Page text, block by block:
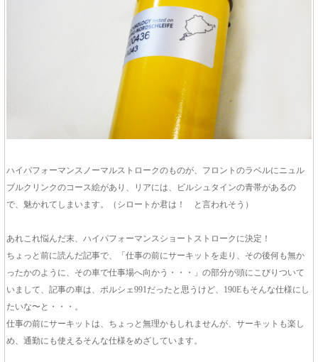
ハイパフォーマンスノーマルストロークのものが、フロントのラベルにニュル
ブルクリンクのコース絵があり、リアには、ビルシュタインの青帯があるの
で、魅かれてしまいます。（シロートか君は！ と言われそう）
あれこれ悩んだ末、ハイパフォーマンスショートストロークに決定！
ちょっと前に読んだ記事で、「仕事の前にサーキットを走り、その後何も無か
ったかのように、その車で仕事場へ向かう・・・」の部分が頭にこびりついて
いまして、記事の車は、ポルシェ991だったと思うけど、190Eもそんな仕様にし
たいな〜と・・・。
仕事の前にサーキットは、ちょっと無理かもしれませんが、サーキットも楽し
め、通勤にも使えるそんな仕様をめざしています。